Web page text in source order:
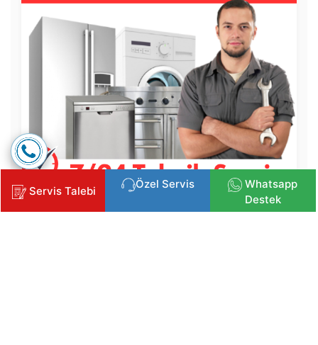
Servis Talebi
Özel Servis
Whatsapp
Destek